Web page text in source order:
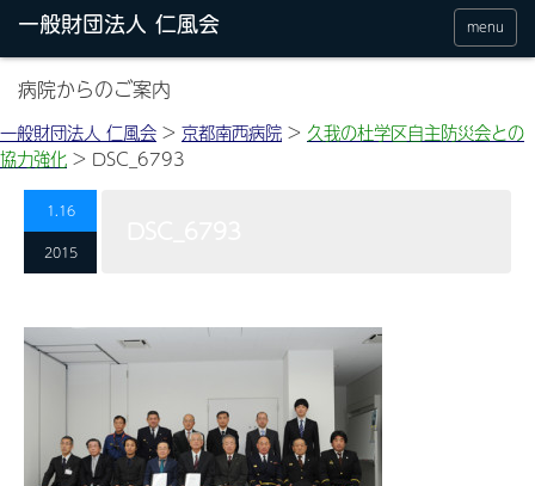
menu
病院からのご案内
一般財団法人 仁風会 > 京都南西病院 > 久我の杜学区自主防災会との
協力強化 > DSC_6793
1.16
2015